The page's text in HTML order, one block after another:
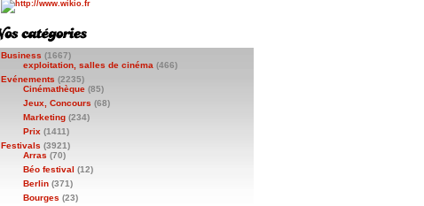
Business (1667)
exploitation, salles de cinéma (466)
Evénements (2235)
Cinémathèque (85)
Jeux, Concours (68)
Marketing (234)
Prix (1411)
Festivals (3921)
Arras (70)
Béo festival (12)
Berlin (371)
Bourges (23)